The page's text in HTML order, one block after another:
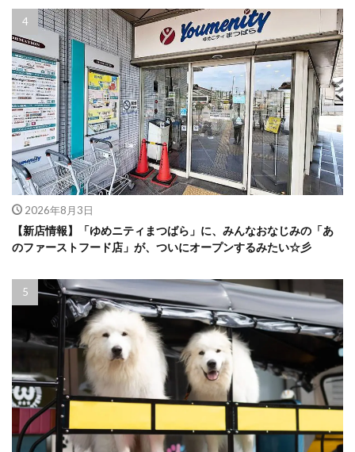
2026年8月3日
【新店情報】「ゆめニティまつばら」に、みんなおなじみの「あ
のファーストフード店」が、ついにオープンするみたい☆彡